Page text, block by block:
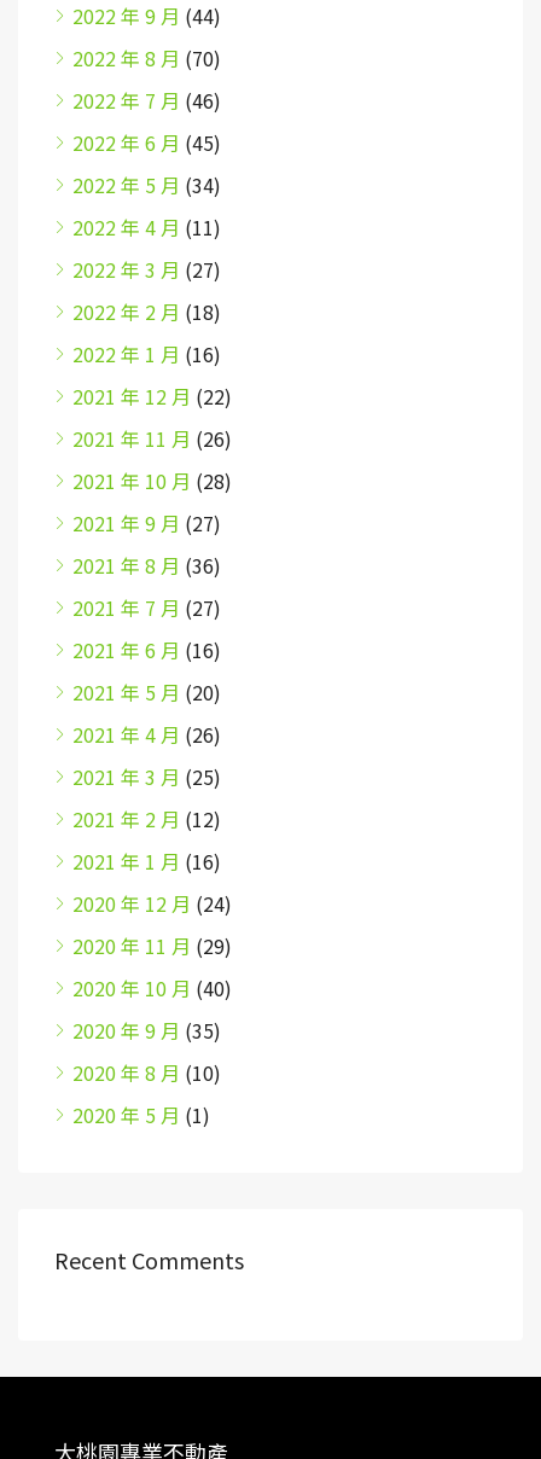
2022 年 9 月 (44)
2022 年 8 月 (70)
2022 年 7 月 (46)
2022 年 6 月 (45)
2022 年 5 月 (34)
2022 年 4 月 (11)
2022 年 3 月 (27)
2022 年 2 月 (18)
2022 年 1 月 (16)
2021 年 12 月 (22)
2021 年 11 月 (26)
2021 年 10 月 (28)
2021 年 9 月 (27)
2021 年 8 月 (36)
2021 年 7 月 (27)
2021 年 6 月 (16)
2021 年 5 月 (20)
2021 年 4 月 (26)
2021 年 3 月 (25)
2021 年 2 月 (12)
2021 年 1 月 (16)
2020 年 12 月 (24)
2020 年 11 月 (29)
2020 年 10 月 (40)
2020 年 9 月 (35)
2020 年 8 月 (10)
2020 年 5 月 (1)
Recent Comments
大桃園專業不動產